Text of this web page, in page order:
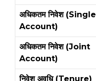
अधिकतम निवेश (Single
Account)
अधिकतम निवेश (Joint
Account)
निवेश अवधि (Tenure)